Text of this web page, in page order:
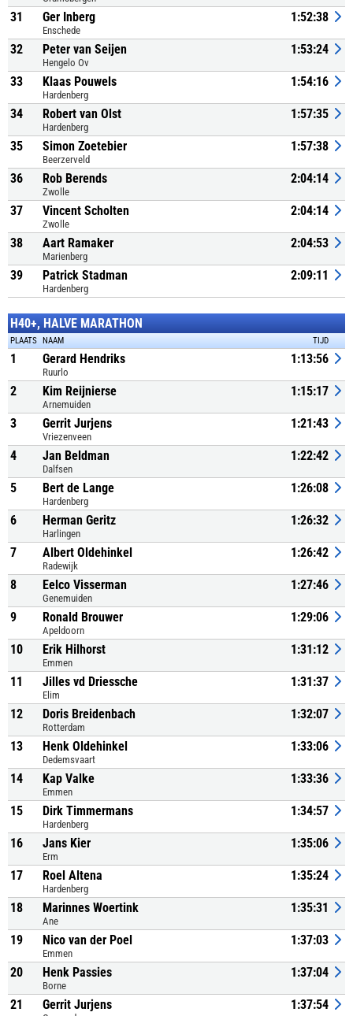
31 Ger Inberg
Enschede
1:52:38
32 Peter van Seijen
Hengelo Ov
1:53:24
33 Klaas Pouwels
Hardenberg
1:54:16
34 Robert van Olst
Hardenberg
1:57:35
35 Simon Zoetebier
Beerzerveld
1:57:38
36 Rob Berends
Zwolle
2:04:14
37 Vincent Scholten
Zwolle
2:04:14
38 Aart Ramaker
Marienberg
2:04:53
39 Patrick Stadman
Hardenberg
2:09:11
H40+, HALVE MARATHON
PLAATS NAAM TIJD
1 Gerard Hendriks
Ruurlo
1:13:56
2 Kim Reijnierse
Arnemuiden
1:15:17
3 Gerrit Jurjens
Vriezenveen
1:21:43
4 Jan Beldman
Dalfsen
1:22:42
5 Bert de Lange
Hardenberg
1:26:08
6 Herman Geritz
Harlingen
1:26:32
7 Albert Oldehinkel
Radewijk
1:26:42
8 Eelco Visserman
Genemuiden
1:27:46
9 Ronald Brouwer
Apeldoorn
1:29:06
10 Erik Hilhorst
Emmen
1:31:12
11 Jilles vd Driessche
Elim
1:31:37
12 Doris Breidenbach
Rotterdam
1:32:07
13 Henk Oldehinkel
Dedemsvaart
1:33:06
14 Kap Valke
Emmen
1:33:36
15 Dirk Timmermans
Hardenberg
1:34:57
16 Jans Kier
Erm
1:35:06
17 Roel Altena
Hardenberg
1:35:24
18 Marinnes Woertink
Ane
1:35:31
19 Nico van der Poel
Emmen
1:37:03
20 Henk Passies
Borne
1:37:04
21 Gerrit Jurjens 1:37:54